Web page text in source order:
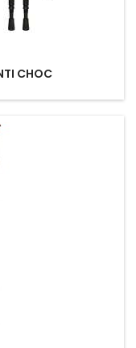
CHOC